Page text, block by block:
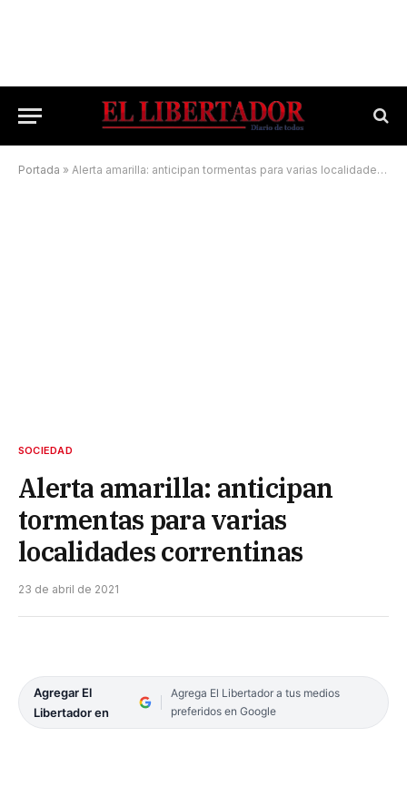
Portada » Alerta amarilla: anticipan tormentas para varias localidades correntinas
SOCIEDAD
Alerta amarilla: anticipan
tormentas para varias
localidades correntinas
23 de abril de 2021
Agregar El
Libertador en
Agrega El Libertador a tus medios
preferidos en Google